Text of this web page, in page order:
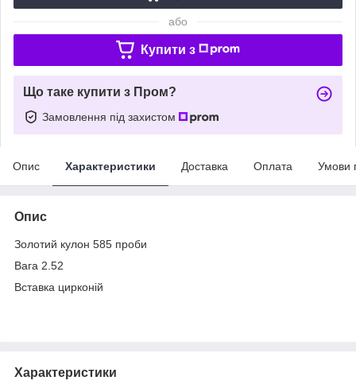
або
Купити з
Що таке купити з Пром?
Замовлення під захистом
Опис Характеристики Доставка Оплата Умови
Опис
Золотий кулон 585 проби
Вага 2.52
Вставка цирконій
Характеристики